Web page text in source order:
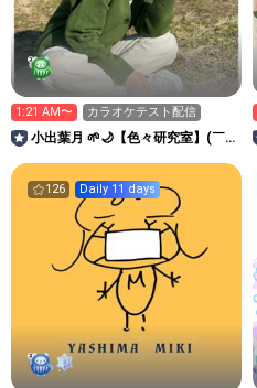
1:21 AM〜 カラオケテスト配信
小出葉月 ‪🌱🌙‬【色々研究室】(￣^
126 Daily 11 days